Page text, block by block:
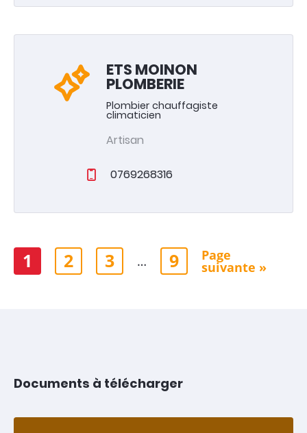
ETS MOINON
PLOMBERIE
Plombier chauffagiste
climaticien
Artisan
0769268316
1 2 3 … 9 Page
suivante »
Documents à télécharger